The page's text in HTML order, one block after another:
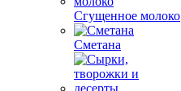
Сгущенное молоко
Сметана